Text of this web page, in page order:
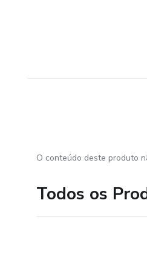
O conteúdo deste produto
Todos os